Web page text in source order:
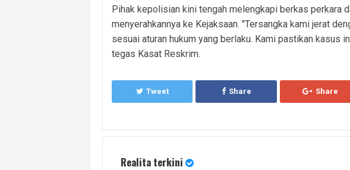
Pihak kepolisian kini tengah melengkapi berkas perkara
menyerahkannya ke Kejaksaan. "Tersangka kami jerat
sesuai aturan hukum yang berlaku. Kami pastikan kasus
tegas Kasat Reskrim.
Tweet Share Share
Realita terkini